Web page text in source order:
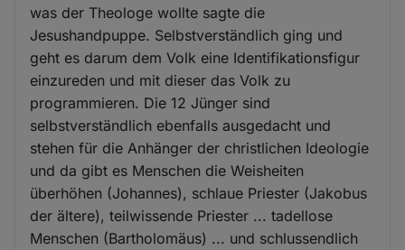
was der Theologe wollte sagte die
Jesushandpuppe. Selbstverständlich ging und
geht es darum dem Volk eine Identifikationsfigur
einzureden und mit dieser das Volk zu
programmieren. Die 12 Jünger sind
selbstverständlich ebenfalls ausgedacht und
stehen für die Anhänger der christlichen Ideologie
und da gibt es Menschen die Weisheiten
überhöhen (Johannes), schlaue Priester (Jakobus
der ältere), teilwissende Priester ... tadellose
Menschen (Bartholomäus) ... und schlussendlich